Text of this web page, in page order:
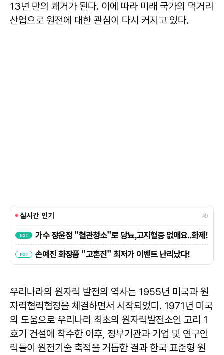
13년 만의 쾌거가 된다. 이에 따라 미래 국가의 먹거리
산업으로 원전에 대한 관심이 다시 커지고 있다.
우리나라의 원자력 발전의 역사는 1955년 미국과 원
자력협력협정을 체결하면서 시작되었다. 1971년 미국
의 도움으로 우리나라 최초의 원자력발전소인 고리 1
호기 건설에 착수한 이후, 정부기관과 기업 및 연구인
력들이 원전기술 축적을 거듭한 결과 한국 표준형 원